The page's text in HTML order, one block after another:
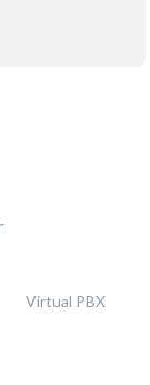
Virtual PBX